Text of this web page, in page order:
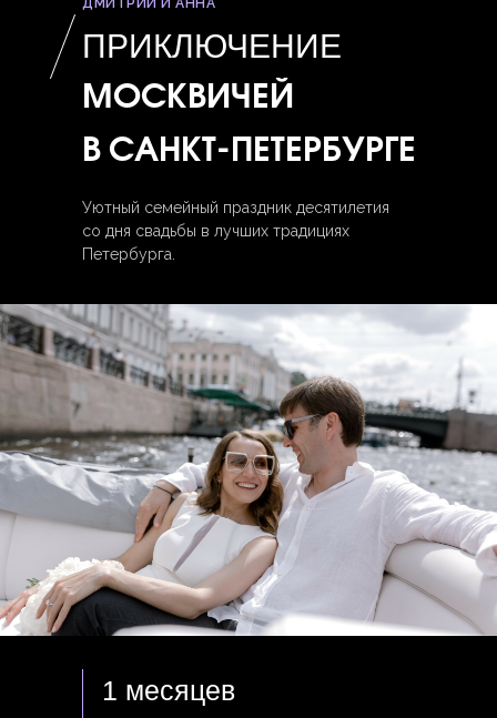
ПРИКЛЮЧЕНИЕ
МОСКВИЧЕЙ
В САНКТ-ПЕТЕРБУРГЕ
ДМИТРИЙ И АННА
Уютный семейный праздник десятилетия
со дня свадьбы в лучших традициях
Петербурга.
1 месяцев